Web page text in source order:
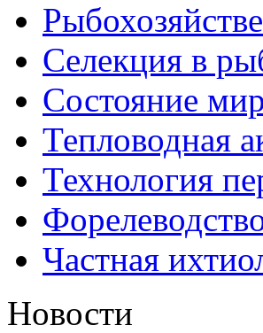
Селекция в
Состояние
Тепловодная
Технология
Частная
Новости